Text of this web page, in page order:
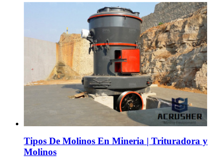
Tipos De Molinos En Mineria | Trituradora y
Molinos